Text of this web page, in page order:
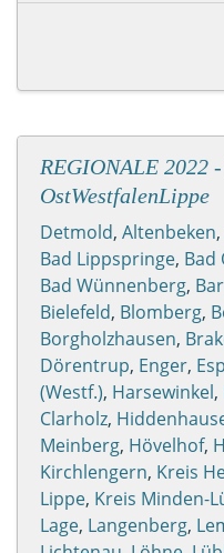
REGIONALE 2022
OstWestfalenLippe
Detmold, Altenbeken,
Bad Lippspringe, Bad
Bad Wünnenberg,
Bielefeld, Blomberg,
Borgholzhausen,
Dörentrup, Enger,
(Westf.), Harsewinkel,
Clarholz,
Meinberg, Hövelhof,
Kirchlengern, Kreis
Lippe, Kreis Minden-
Lage, Langenberg,